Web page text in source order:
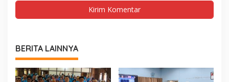
BERITA LAINNYA